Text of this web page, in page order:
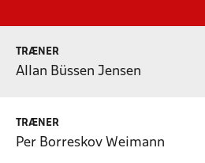
TRÆNER
Allan Büssen Jensen
TRÆNER
Per Borreskov Weimann